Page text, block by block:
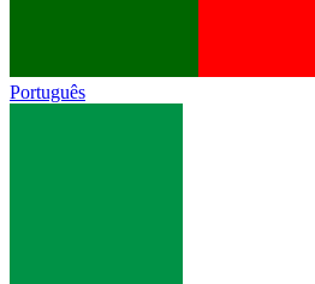
Português